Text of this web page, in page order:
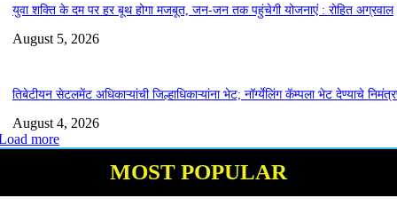
युवा शक्ति के दम पर हर बूथ होगा मजबूत, जन-जन तक पहुंचेगी योजनाएं : रोहित अग्रवाल
August 5, 2026
तिबेटीयन सेटलमेंट अधिकाऱ्यांची जिल्हाधिकाऱ्यांना भेट; नॉर्ग्येलिंग कॅम्पला भेट देण्याचे
August 4, 2026
more
MOST POPULAR